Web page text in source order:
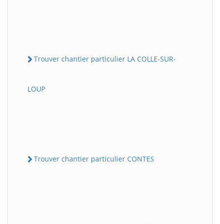
Trouver chantier particulier LA COLLE-SUR-
LOUP
Trouver chantier particulier CONTES